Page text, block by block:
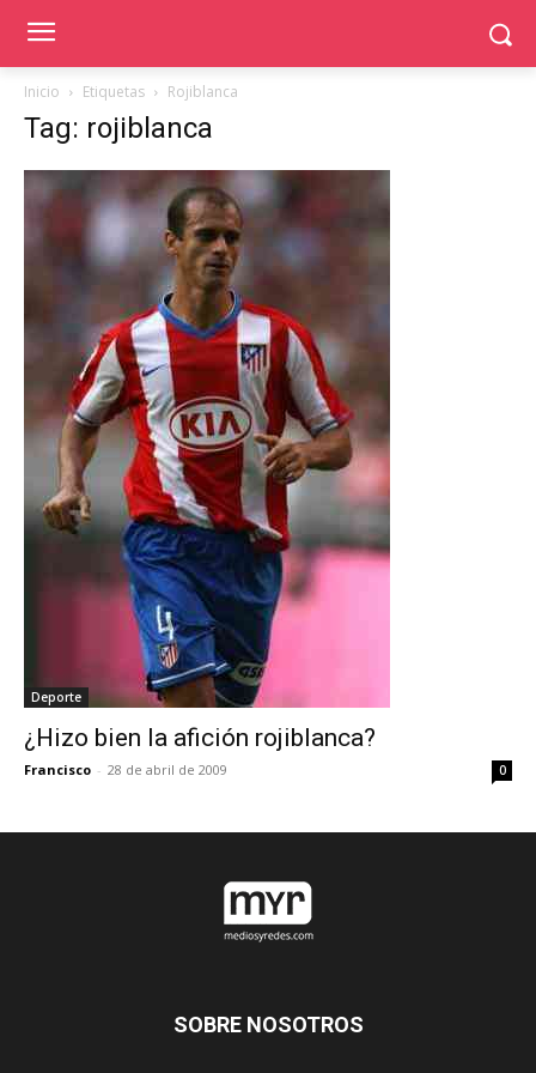
Inicio Etiquetas Rojiblanca
Tag: rojiblanca
Deporte
¿Hizo bien la afición rojiblanca?
Francisco - 28 de abril de 2009 0
SOBRE NOSOTROS